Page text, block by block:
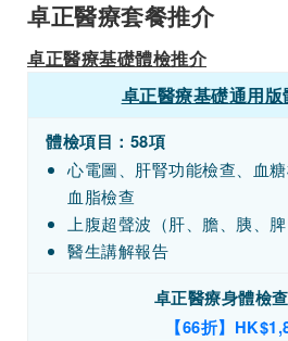
卓正醫療套餐推介
卓正醫療基礎體檢推介
卓正醫療基礎通用
體檢項目：58項
心電圖、肝腎功能檢查、血糖
血脂檢查
上腹超聲波（肝、膽、胰、脾
醫生講解報告
卓正醫療身體檢
【66折】